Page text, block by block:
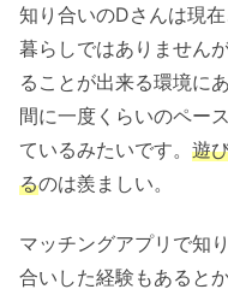
知り合いのDさんは現
暮らしではありません
ることが出来る環境に
間に一度くらいのペー
ているみたいです。 遊
るのは羨ましい。
マッチングアプリで知
合いした経験もあるとか